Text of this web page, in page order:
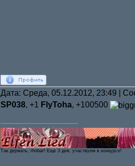
Дата: Среда, 05.12.2012, 23:49 |
SP038, +1 FlyToha, +100500
Так держать, rhobar! Eще 3 дня, участвуем в конкурсе!